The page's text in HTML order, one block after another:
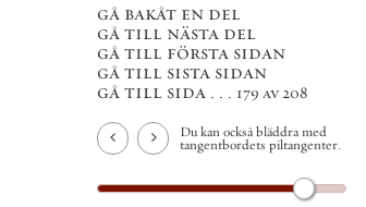
gå bakåt en del
gå till nästa del
gå till första sidan
gå till sista sidan
gå till sida . . . 179 av 208
Du kan också bläddra med
tangentbordets piltangenter.